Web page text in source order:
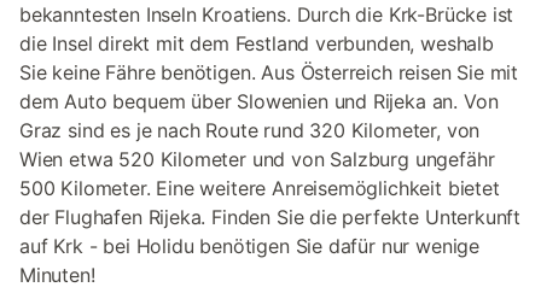
bekanntesten Inseln Kroatiens. Durch die Krk-Brücke ist
die Insel direkt mit dem Festland verbunden, weshalb
Sie keine Fähre benötigen. Aus Österreich reisen Sie mit
dem Auto bequem über Slowenien und Rijeka an. Von
Graz sind es je nach Route rund 320 Kilometer, von
Wien etwa 520 Kilometer und von Salzburg ungefähr
500 Kilometer. Eine weitere Anreisemöglichkeit bietet
der Flughafen Rijeka. Finden Sie die perfekte Unterkunft
auf Krk - bei Holidu benötigen Sie dafür nur wenige
Minuten!